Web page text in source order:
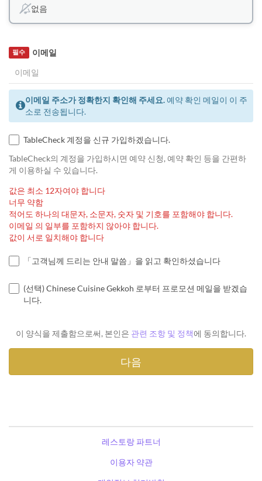
없음
이메일
필수
이메일 주소가 정확한지 확인해 주세요.예약 확인 메일이 이 주
소로 전송됩니다.
TableCheck 계정을 신규 가입하겠습니다.
TableCheck의 계정을 가입하시면 예약 신청, 예약 확인 등을 간편하
게 이용하실 수 있습니다.
값은 최소 12자여야 합니다
너무 약함
적어도 하나의 대문자, 소문자, 숫자 및 기호를 포함해야 합니다.
이메일 의 일부를 포함하지 않아야 합니다.
값이 서로 일치해야 합니다
「고객님께 드리는 안내 말씀」을 읽고 확인하셨습니다
(선택) Chinese Cuisine Gekkoh 로부터 프로모션 메일을 받겠습
니다.
이 양식을 제출함으로써, 본인은 관련 조항 및 정책에 동의합니다.
레스토랑 파트너
이용자 약관